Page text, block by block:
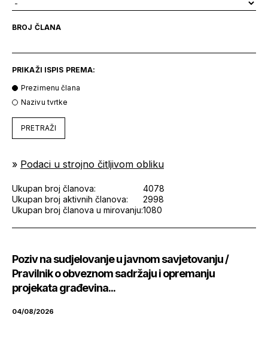
BROJ ČLANA
PRIKAŽI ISPIS PREMA:
Prezimenu člana
Nazivu tvrtke
PRETRAŽI
» Podaci u strojno čitljivom obliku
Ukupan broj članova:
4078
Ukupan broj aktivnih članova:
2998
Ukupan broj članova u mirovanju:1080
Poziv na sudjelovanje u javnom savjetovanju /
Pravilnik o obveznom sadržaju i opremanju
projekata građevina...
04/08/2026